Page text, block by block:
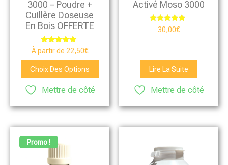
3000 – Poudre +
Cuillère Doseuse
En Bois OFFERTE
Note
4.76
sur 5
À partir de 22,50€
Choix Des Options
Mettre de côté
Activé Moso 3000
Note
4.88
30,00€
Lire La Suite
Mettre de côté
Promo !